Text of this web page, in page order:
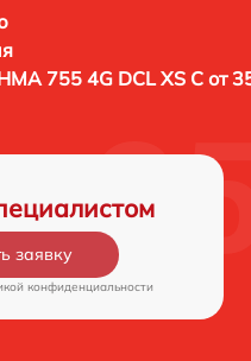
755 4G DCL XS C от
заявку
конфиденциальности